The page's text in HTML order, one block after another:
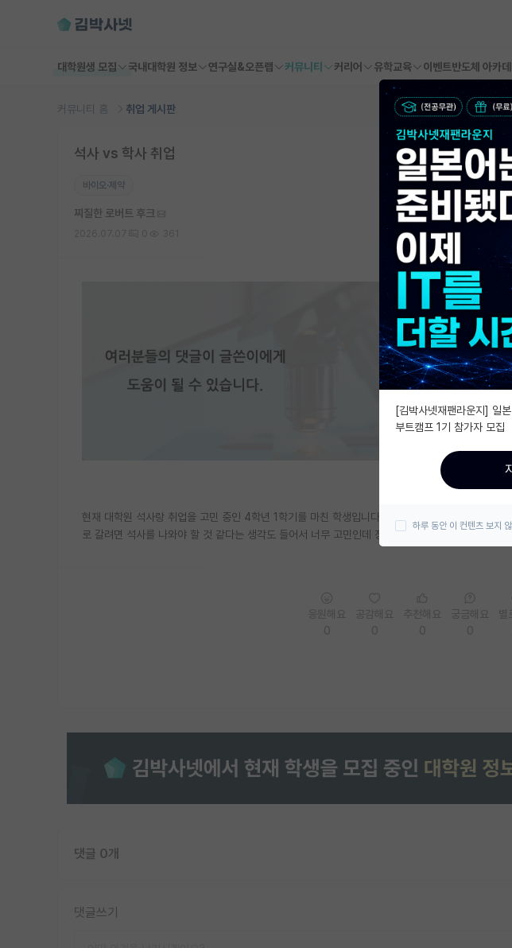
대학원생 모집 국내대학원 정보 연구실&오픈랩 커뮤니티 커리어 유학교육 이벤트반도체 아카데
커뮤니티 홈 취업 게시판
석사 vs 학사 취업
바이오·제약
찌질한 로버트 후크
현재 대학원 석사랑 취업을 고민 중인 4학년 1학기를 마친 학생입니다. 최근 그나마 취업을 하는 것
로 갈려면 석사를 나와야 할 것 같다는 생각도 들어서 너무 고민인데 장기적으로 보았을때는 석사 취
댓글 0개
댓글쓰기
[김박사넷재팬라운지] 일
부트캠프 1기 참가자 모집
하루 동안 이 컨텐츠 보지 않